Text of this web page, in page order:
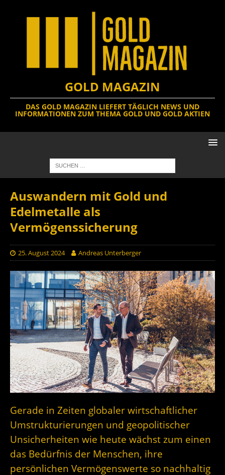
GOLD MAGAZIN
DAS GOLD MAGAZIN LIEFERT TÄGLICH NEWS UND
INFORMATIONEN ZUM THEMA GOLD UND GOLD AKTIEN
Auswandern mit Gold und
Edelmetalle als
Vermögenssicherung
25. August 2024 Andreas Unterberger
Gerade in Zeiten globaler wirtschaftlicher
Umstrukturierungen und geopolitischer
Unsicherheiten wie heute wächst zum einen
das Bedürfnis der Menschen, ihre
persönlichen Vermögenswerte so nachhaltig